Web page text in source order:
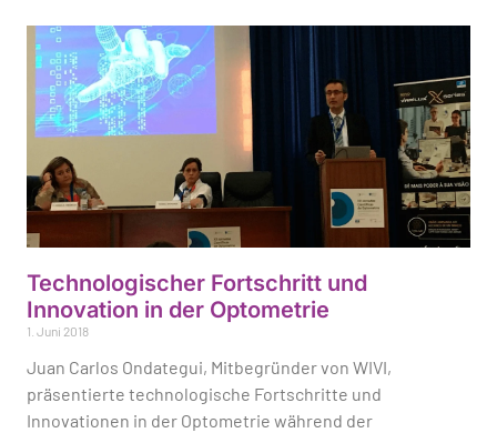
Technologischer Fortschritt und
Innovation in der Optometrie
1. Juni 2018
Juan Carlos Ondategui, Mitbegründer von WIVI,
präsentierte technologische Fortschritte und
Innovationen in der Optometrie während der